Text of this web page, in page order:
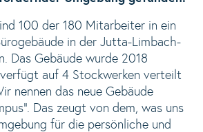
100 der 180 Mitarbeiter in ein
in der Jutta-Limbach-
Das Gebäude wurde 2018
auf 4 Stockwerken verteilt
nennen das neue Gebäude
Das zeugt von dem, was uns
für die persönliche und